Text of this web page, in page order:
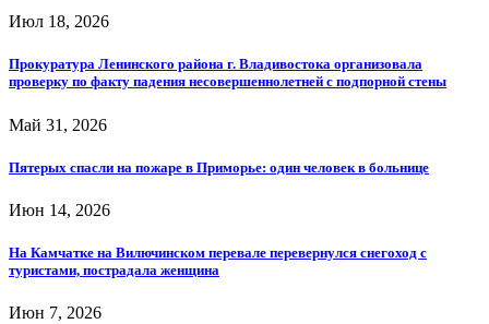
Июл 18, 2026
Прокуратура Ленинского района г. Владивостока организовала
проверку по факту падения несовершеннолетней с подпорной стены
Май 31, 2026
Пятерых спасли на пожаре в Приморье: один человек в больнице
Июн 14, 2026
На Камчатке на Вилючинском перевале перевернулся снегоход с
туристами, пострадала женщина
Июн 7, 2026